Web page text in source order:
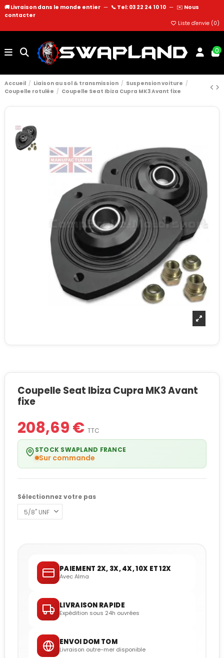
🚚 Livraison dans le monde entier — 📞 Tel: 03 22 24 10 10 — ✉️ Nous
contacter
Liste d'envie (0)
0
Accueil Liaison au sol & transmission
Suspension voiture
Coupelle rotulée
Coupelle Seat Ibiza Cupra MK3 Avant fixe
Coupelle Seat Ibiza Cupra MK3 Avant
fixe
208,69 € TTC
STOCK SWAPLAND FRANCE
Sur commande
Sélectionnez votre pas
PAIEMENT 2X, 3X, 4X, 10X ET 12X
Avec Alma
LIVRAISON RAPIDE
Expédition sous 24h ouvrées
ENVOI DOM TOM
Livraison outre-mer disponible